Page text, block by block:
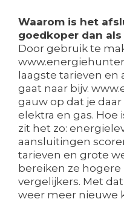
Waarom is het
goedkoper dan
Door gebruik te
laagste tarieven en
gaat naar bijv.
gauw op dat je
elektra en gas. Hoe
zit het zo:
aansluitingen
tarieven en grote
bereiken ze hogere
vergelijkers. Met
weer meer nieuwe